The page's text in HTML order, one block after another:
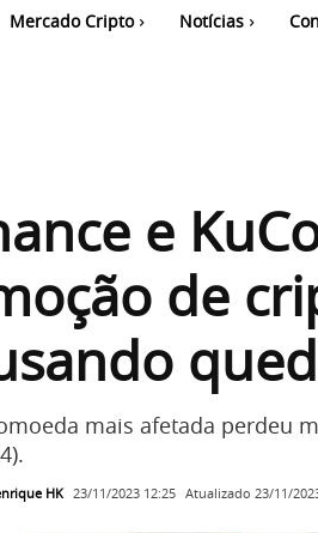
Mercado Cripto Notícias
e
de
mais afetada perdeu
HK 23/11/2023 12:25 Atualizado 23/11/